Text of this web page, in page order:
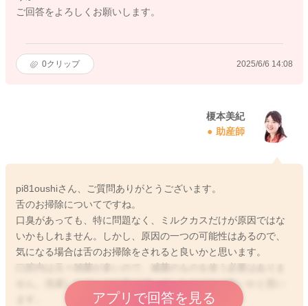
ご回答をよろしくお願いします。
0クリップ 2025/6/6 14:08
榎本美紀
助産師
pi81oushiさん、ご質問ありがとうございます。
舌のお掃除についてですね。
口臭があっても、特に問題なく、ミルクカスだけが原因ではな
いかもしれません。しかし、原因の一つの可能性はあるので、
気になる場合は舌のお掃除をされると良いかと思います。
せん。洗濯したガーゼで舌は拭いていただければ良いかと思い
アプリで回答を見る